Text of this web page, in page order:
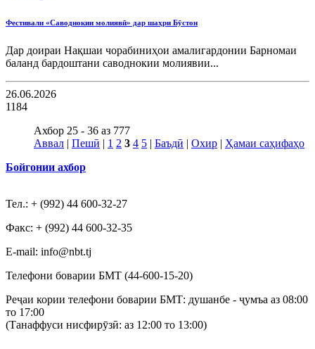
Фестивали «Саводнокии молиявӣ» дар шаҳри Бӯстон
Дар доираи Нақшаи чорабиниҳои амалигардонии Барномаи
баланд бардоштани саводнокии молиявии...
26.06.2026
1184
Ахбор 25 - 36 аз 777
Аввал | Пешӣ | 1 2 3 4 5 | Баъдӣ | Охир | Ҳамаи саҳифаҳо
Бойгонии ахбор
Тел.: + (992) 44 600-32-27
Факс: + (992) 44 600-32-35
Е-mail: info@nbt.tj
Телефони боварии БМТ (44-600-15-20)
Реҷаи кории телефони боварии БМТ: душанбе - ҷумъа аз 08:00
то 17:00
(Танаффуси нисфирӯзӣ: аз 12:00 то 13:00)